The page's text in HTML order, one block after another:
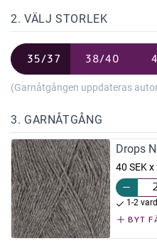
2. VÄLJ STORLEK
35/37 38/40
(Garnåtgången uppdateras
3. GARNÅTGÅNG
Drops
40 SEK x
1-2
BYT